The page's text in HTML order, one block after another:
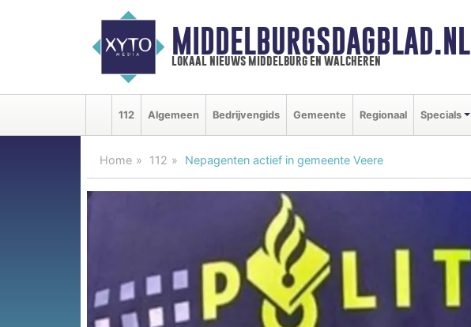
MIDDELBURGSDAGBLAD.NL
lokaal nieuws middelburg en walcheren
112 Algemeen Bedrijvengids Gemeente Regionaal Specials
Home 112 Nepagenten actief in gemeente Veere